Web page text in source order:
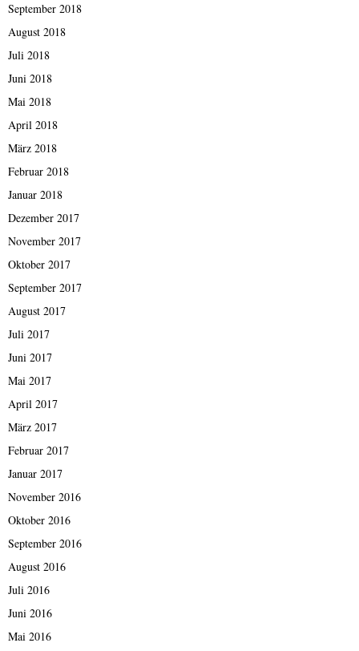
September 2018
August 2018
Juli 2018
Juni 2018
Mai 2018
April 2018
März 2018
Februar 2018
Januar 2018
Dezember 2017
November 2017
Oktober 2017
September 2017
August 2017
Juli 2017
Juni 2017
Mai 2017
April 2017
März 2017
Februar 2017
Januar 2017
November 2016
Oktober 2016
September 2016
August 2016
Juli 2016
Juni 2016
Mai 2016